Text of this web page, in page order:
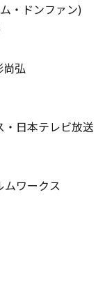
・ドンファン)
尚弘
日本テレビ放送
ムワークス